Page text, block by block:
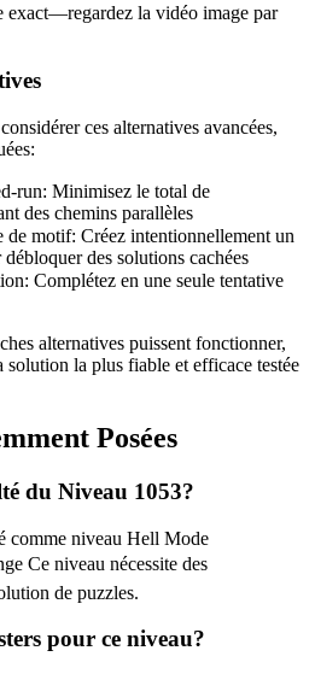
exact—regardez la vidéo image par
ces alternatives avancées,
run: Minimisez le total de
des chemins parallèles
de motif: Créez intentionnellement un
des solutions cachées
Complétez en une seule tentative
alternatives puissent fonctionner,
la plus fiable et efficace testée
Posées
du Niveau 1053?
comme niveau Hell Mode
Ce niveau nécessite des
de puzzles.
pour ce niveau?